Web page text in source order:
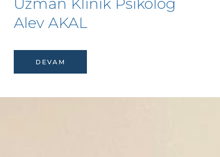
Uzman Klinik Psikolog
Alev AKAL
DEVAM